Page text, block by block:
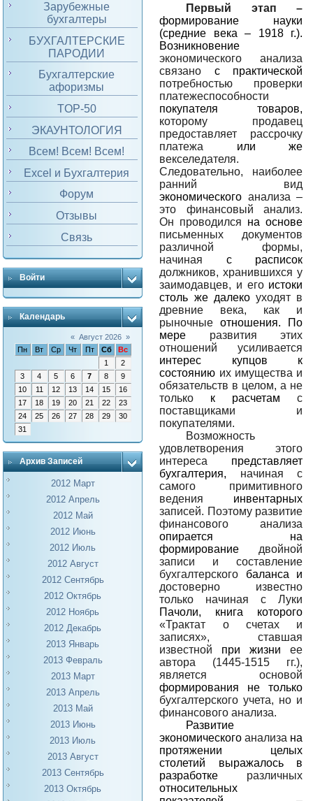
Зарубежные
бухгалтеры
БУХГАЛТЕРСКИЕ
ПАРОДИИ
Бухгалтерские
афоризмы
TOP-50
ЭКАУНТОЛОГИЯ
Всем! Всем! Всем!
Excel и Бухгалтерия
Форум
Отзывы
Связь
Войти
Календарь
« Август 2026 »
Пн
Вт Ср Чт Пт Сб
Вс
1
2
3
4 5 6 7 8
9
10
11 12 13 14 15
16
17
18 19 20 21 22
23
24
25 26 27 28 29
30
31
Архив Записей
2012 Март
2012 Апрель
2012 Май
2012 Июнь
2012 Июль
2012 Август
2012 Сентябрь
2012 Октябрь
2012 Ноябрь
2012 Декабрь
2013 Январь
2013 Февраль
2013 Март
2013 Апрель
2013 Май
2013 Июнь
2013 Июль
2013 Август
2013 Сентябрь
2013 Октябрь
Первый этап –
формирование науки
(средние века – 1918 г.).
Возникновение
экономического анализа
связано с практической
потребностью проверки
платежеспособности
покупателя товаров,
которому продавец
предоставляет рассрочку
платежа или же
векселедателя.
Следовательно, наиболее
ранний вид
экономического анализа –
это финансовый анализ.
Он проводился на основе
письменных документов
различной формы,
начиная с расписок
должников, хранившихся у
заимодавцев, и его истоки
столь же далекоуходят в
древние века, как и
рыночныеотношения. По
мере развития этих
отношений усиливается
интерес купцов к
состоянию их имущества и
обязательств в целом, а не
только к расчетамс
поставщиками и
покупателями.
Возможность
удовлетворения этого
интереса представляет
бухгалтерия, начиная с
самого примитивного
ведения инвентарных
записей. Поэтому развитие
финансового анализа
опирается на
формирование двойной
записи и составление
бухгалтерского баланса и
достоверно известно
только начиная с Луки
Пачоли, книга которого
«Трактат о счетах и
записях», ставшая
известной при жизниее
автора (1445-1515 гг.),
является основой
формирования не только
бухгалтерского учета, но и
финансового анализа.
Развитие
экономическогоанализа на
протяжении целых
столетий выражалось в
разработке различных
относительных